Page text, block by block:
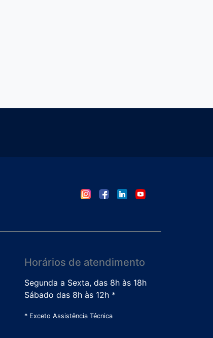
Horários de atendimento
Segunda a Sexta, das 8h às 18h
Sábado das 8h às 12h *
* Exceto Assistência Técnica